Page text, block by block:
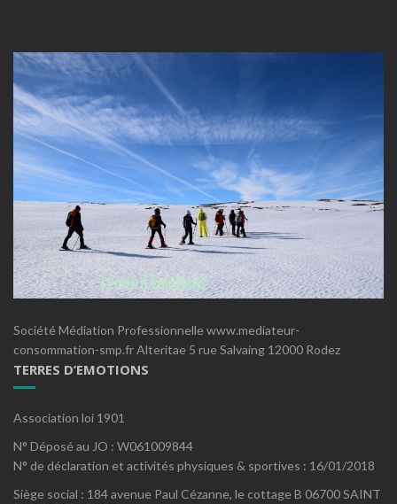
Société Médiation Professionnelle www.mediateur-
consommation-smp.fr Alteritae 5 rue Salvaing 12000 Rodez
TERRES D’EMOTIONS
Association loi 1901
N° Déposé au JO : W061009844
N° de déclaration et activités physiques & sportives : 16/01/2018
Siège social : 184 avenue Paul Cézanne, le cottage B 06700 SAINT